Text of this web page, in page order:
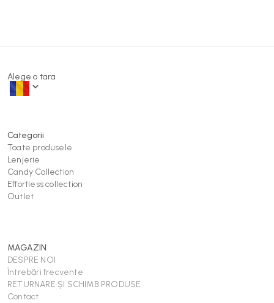
Alege o tara
Categorii
Toate produsele
Lenjerie
Candy Collection
Effortless collection
Outlet
MAGAZIN
DESPRE NOI
Întrebări frecvente
RETURNARE ȘI SCHIMB PRODUSE
Contact